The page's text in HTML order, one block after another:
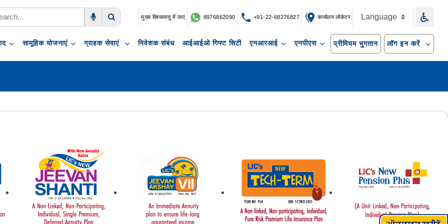
मुख्य विषयवस्तु में जाएं 8976862090 +91-22-68276827 कार्यालय लोकेटर
सामूहिक योजनाएं ग्राहक सेवाएं निवेशक संबंध आईआईओ गिफ्ट सिटी एनआरआई एनपीएस प्रीमियम भुगतान लॉग इन करें